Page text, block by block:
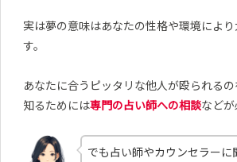
実は夢の意味はあなたの性格や環境によ
す。
あなたに合うピッタリな他人が殴られる
知るためには専門の占い師への相談などが
でも占い師やカウンセラーに